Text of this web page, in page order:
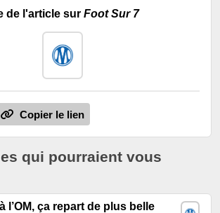
de l'article sur Foot Sur 7
Copier le lien
qui pourraient vous
l’OM, ça repart de plus belle